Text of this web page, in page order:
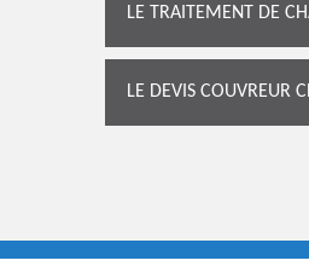
LE TRAITEMENT DE
LE DEVIS COUVREUR